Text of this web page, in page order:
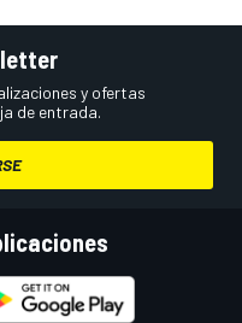
y ofertas
de entrada.